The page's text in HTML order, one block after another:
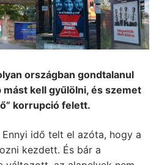
országban gondtalanul
mást kell gyűlölni, és szemet
korrupció felett.
idő telt el azóta, hogy a
kezdett. És bár a